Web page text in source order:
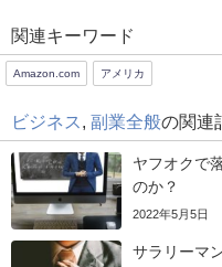
関連キーワード
Amazon.com アメリカ
ビジネス , 副業全般の関連
ヤフオクで
のか？
2022年5月5日
サラリーマ